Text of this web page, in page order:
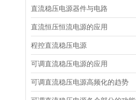
直流稳压电源器件与电路
直流恒压恒流电源的应用
程控直流稳压电源
可调直流稳压电源的应用
可调直流稳压电源高频化的趋势